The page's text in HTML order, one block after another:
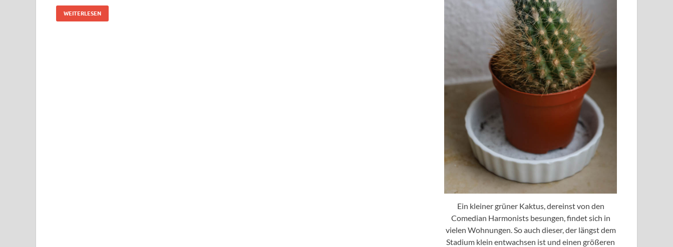
WEITERLESEN
Ein kleiner grüner Kaktus, dereinst von den
Comedian Harmonists besungen, findet sich in
vielen Wohnungen. So auch dieser, der längst dem
Stadium klein entwachsen ist und einen größeren